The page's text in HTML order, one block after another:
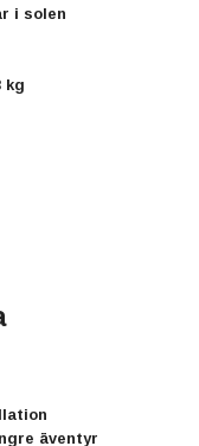
i solen
kg
äventyr